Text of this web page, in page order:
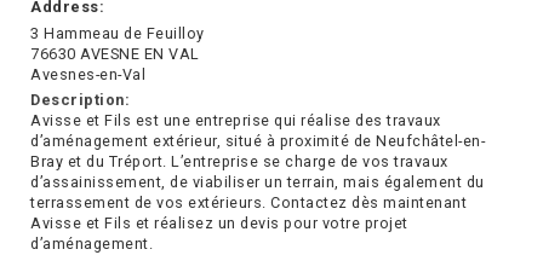
Address:
3 Hammeau de Feuilloy
76630 AVESNE EN VAL
Avesnes-en-Val
Description:
Avisse et Fils est une entreprise qui réalise des travaux
d’aménagement extérieur, situé à proximité de Neufchâtel-en-
Bray et du Tréport. L’entreprise se charge de vos travaux
d’assainissement, de viabiliser un terrain, mais également du
terrassement de vos extérieurs. Contactez dès maintenant
Avisse et Fils et réalisez un devis pour votre projet
d’aménagement.